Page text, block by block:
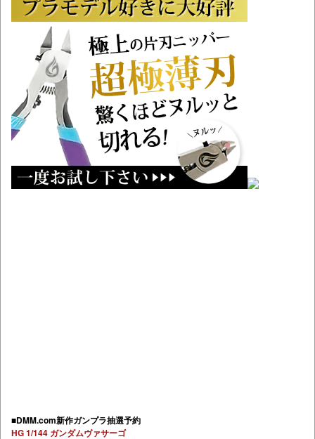
■DMM.com新作ガンプラ抽選予約
HG 1/144 ガンダムヴァサーゴ